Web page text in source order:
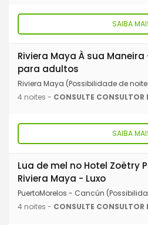
SAIBA
Riviera Maya À sua
para adultos
Riviera Maya (Possibilidade de
4 noites - CONSULTE CONSULTOR
SAIBA
Lua de mel no Hotel Zoëtry
Riviera Maya - Luxo
PuertoMorelos - Cancún
4 noites - CONSULTE CONSULTOR